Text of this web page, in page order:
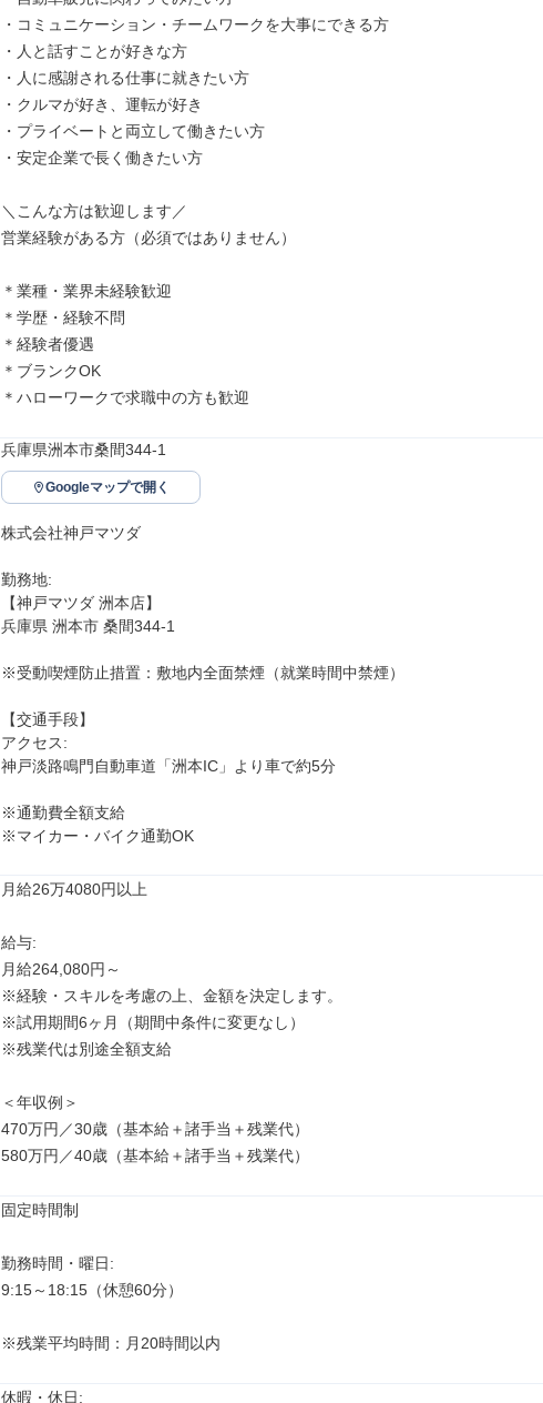
・コミュニケーション・チームワークを大事にできる方
・人と話すことが好きな方
・人に感謝される仕事に就きたい方
・クルマが好き、運転が好き
・プライベートと両立して働きたい方
・安定企業で長く働きたい方
＼こんな方は歓迎します／
営業経験がある方（必須ではありません）
＊業種・業界未経験歓迎
＊学歴・経験不問
＊経験者優遇
＊ブランクOK
＊ハローワークで求職中の方も歓迎
兵庫県洲本市桑間344-1
Googleマップで開く
株式会社神戸マツダ
勤務地:
【神戸マツダ 洲本店】
兵庫県 洲本市 桑間344-1
※受動喫煙防止措置：敷地内全面禁煙（就業時間中禁煙）
【交通手段】
アクセス:
神戸淡路鳴門自動車道「洲本IC」より車で約5分
※通勤費全額支給
※マイカー・バイク通勤OK
月給26万4080円以上
給与:
月給264,080円～
※経験・スキルを考慮の上、金額を決定します。
※試用期間6ヶ月（期間中条件に変更なし）
※残業代は別途全額支給
＜年収例＞
470万円／30歳（基本給＋諸手当＋残業代）
580万円／40歳（基本給＋諸手当＋残業代）
固定時間制
勤務時間・曜日:
9:15～18:15（休憩60分）
※残業平均時間：月20時間以内
休暇・休日: